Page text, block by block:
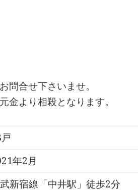
合せ下さいませ。
より相殺となります。
年2月
新宿線「中井駅」徒歩2分